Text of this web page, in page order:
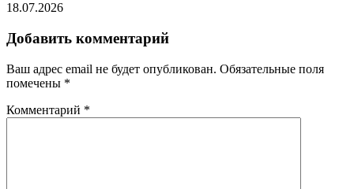
18.07.2026
Добавить комментарий
Ваш адрес email не будет опубликован. Обязательные поля
помечены *
Комментарий *